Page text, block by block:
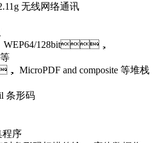
无线网络通讯
128bit，
MicroPDF and composite 等堆栈
条形码
程序